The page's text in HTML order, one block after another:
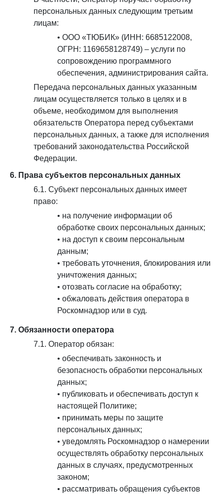
персональных данных следующим третьим
лицам:
• ООО «ТЮБИК» (ИНН: 6685122008,
ОГРН: 1169658128749) – услуги по
сопровождению программного
обеспечения, администрирования сайта.
Передача персональных данных указанным
лицам осуществляется только в целях и в
объеме, необходимом для выполнения
обязательств Оператора перед субъектами
персональных данных, а также для исполнения
требований законодательства Российской
Федерации.
6. Права субъектов персональных данных
6.1. Субъект персональных данных имеет
право:
• на получение информации об
обработке своих персональных данных;
• на доступ к своим персональным
данным;
• требовать уточнения, блокирования или
уничтожения данных;
• отозвать согласие на обработку;
• обжаловать действия оператора в
Роскомнадзор или в суд.
7. Обязанности оператора
7.1. Оператор обязан:
• обеспечивать законность и
безопасность обработки персональных
данных;
• публиковать и обеспечивать доступ к
настоящей Политике;
• принимать меры по защите
персональных данных;
• уведомлять Роскомнадзор о намерении
осуществлять обработку персональных
данных в случаях, предусмотренных
законом;
• рассматривать обращения субъектов